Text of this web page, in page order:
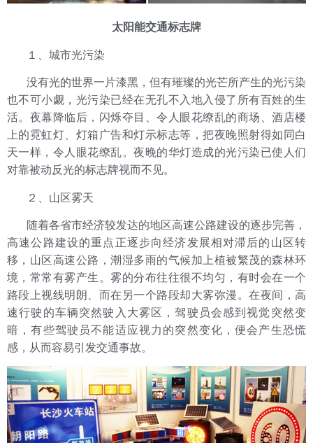
太阳能交通标志牌
１、城市光污染
没有光的世界一片漆黑，但有璀璨的光芒所产生的光污染
也不可小觑，光污染已经在无孔不入地入侵了所有百姓的生
活。夜幕降临后，闪烁夺目、令人眼花缭乱的商场、酒店楼
上的霓虹灯、灯箱广告和灯示标志等，把夜晚照射得如同白
天一样，令人眼花缭乱。夜晚的华灯造成的光污染已使人们
对靠被动反光的标志牌视而不见。
２、山区雾天
随着各省市经济较发达的地区高速公路建设的逐步完善，
高速公路建设的重点正逐步向经济发展相对滞后的山区转
移，山区高速公路，潮湿多雨的气候加上植被繁茂的森林环
境，常常有雾产生。雾的分布往往很不均匀，有时会在一个
路段上视线明朗、而在另一个路段却大雾弥漫。在夜间，高
速行驶的车辆突然驶入大雾区，驾驶员会感到视觉突然变
暗，有些驾驶员不能适应视力的突然变化，便会产生恐慌
感，从而容易引发交通事故。